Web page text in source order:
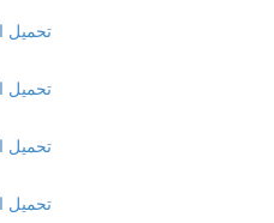
تحميل
تحميل
تحميل
تحميل